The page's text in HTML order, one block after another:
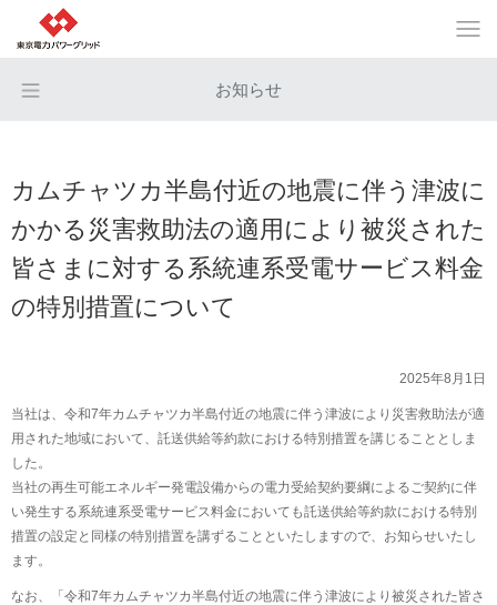
お知らせ
カムチャツカ半島付近の地震に伴う津波に
かかる災害救助法の適用により被災された
皆さまに対する系統連系受電サービス料金
の特別措置について
2025年8月1日
当社は、令和7年カムチャツカ半島付近の地震に伴う津波により災害救助法が適
用された地域において、託送供給等約款における特別措置を講じることとしま
した。
当社の再生可能エネルギー発電設備からの電力受給契約要綱によるご契約に伴
い発生する系統連系受電サービス料金においても託送供給等約款における特別
措置の設定と同様の特別措置を講ずることといたしますので、お知らせいたし
ます。
なお、「令和7年カムチャツカ半島付近の地震に伴う津波により被災された皆さ